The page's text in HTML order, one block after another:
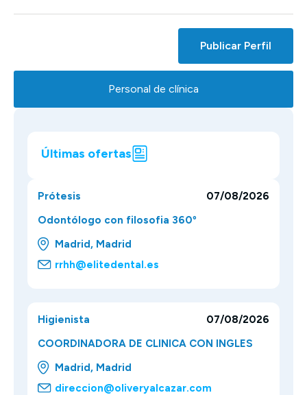
Personal de clínica
Publicar Perfil
Últimas ofertas
Prótesis
Odontólogo con filosofia 360º
07/08/2026
Madrid, Madrid
rrhh@elitedental.es
Higienista
COORDINADORA DE CLINICA CON INGLES
07/08/2026
Madrid, Madrid
direccion@oliveryalcazar.com